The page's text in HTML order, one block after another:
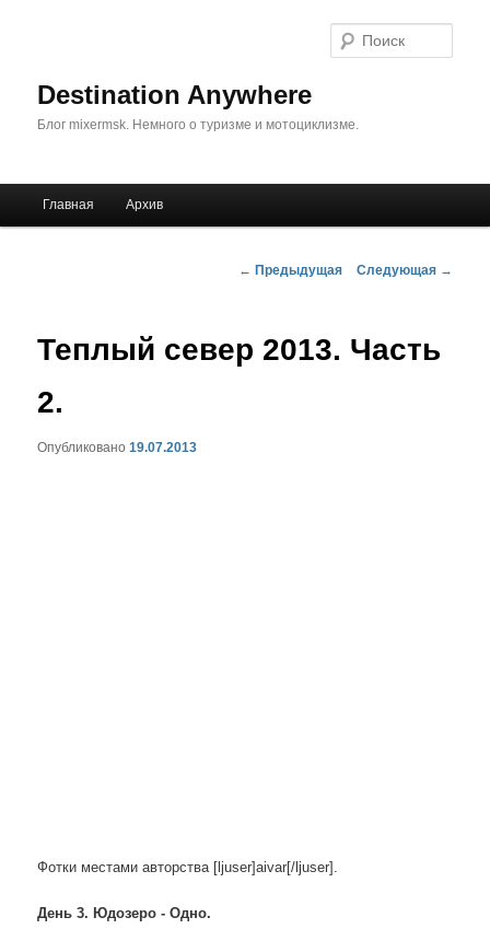
Destination Anywhere
Блог mixermsk. Немного о туризме и мотоциклизме.
Перейти
содержимому
Главная Архив
Навигация
← Предыдущая Следующая →
Теплый север 2013. Часть
2.
Опубликовано19.07.2013
Фотки местами авторства [ljuser]aivar[/ljuser].
День 3. Юдозеро - Одно.